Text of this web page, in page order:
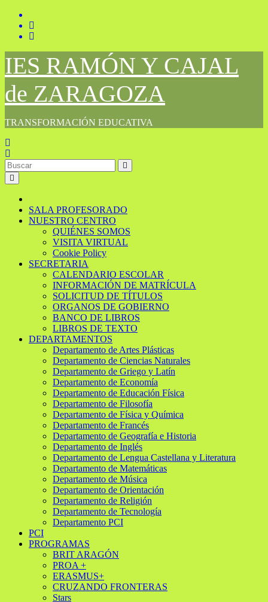
Saltar
contenido
IES RAMÓN Y CAJAL
de ZARAGOZA
TRANSFORMACIÓN EDUCATIVA
SALA PROFESORADO
NUESTRO CENTRO
QUIÉNES SOMOS
VISITA VIRTUAL
Cookie Policy
SECRETARIA
CALENDARIO ESCOLAR
INFORMACIÓN DE MATRÍCULA
SOLICITUD DE TÍTULOS
ORGANOS DE GOBIERNO
BANCO DE LIBROS
LIBROS DE TEXTO
DEPARTAMENTOS
Departamento de Artes Plásticas
Departamento de Ciencias Naturales
Departamento de Griego y Latín
Departamento de Economía
Departamento de Educación Física
Departamento de Filosofía
Departamento de Física y Química
Departamento de Francés
Departamento de Geografía e Historia
Departamento de Inglés
Departamento de Lengua Castellana y Literatura
Departamento de Matemáticas
Departamento de Música
Departamento de Orientación
Departamento de Religión
Departamento de Tecnología
Departamento PCI
PCI
PROGRAMAS
BRIT ARAGÓN
PROA +
ERASMUS+
CRUZANDO FRONTERAS
Stars